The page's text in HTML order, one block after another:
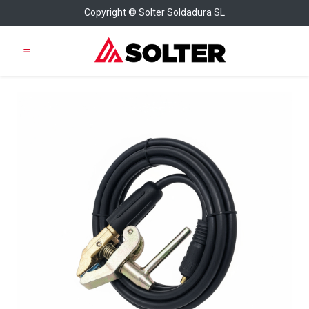
Copyright © Solter Soldadura SL